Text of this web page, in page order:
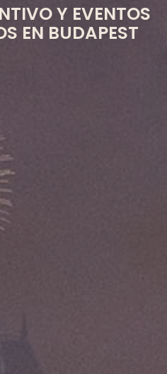
destino
Y EVENTOS
EN BUDAPEST